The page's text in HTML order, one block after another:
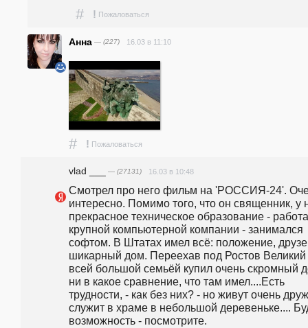
# ! Пожаловаться
Анна — (227) 16.03 в 11:10
# ! Пожаловаться
vlad ___ — (27131) 16.03 в 10:48
Смотрел про него фильм на 'РОССИЯ-24'.
интересно. Помимо того, что он священник, у
прекрасное техническое образование -
крупной компьютерной компании - занимался
софтом. В Штатах имел всё: положение,
шикарный дом. Переехав под Ростов Великий
всей большой семьёй купил очень скромный
ни в какое сравнение, что там имел....Есть
трудности, - как без них? - но живут очень
служит в храме в небольшой деревеньке....
возможность - посмотрите.